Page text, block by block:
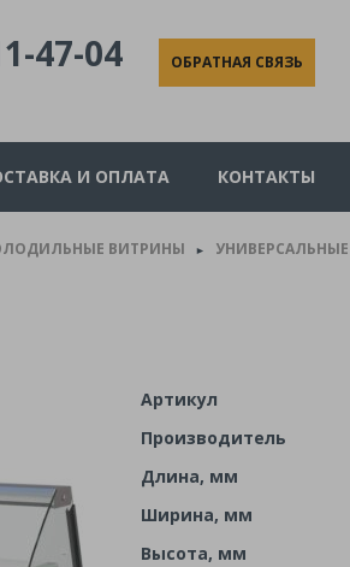
47-04 ОБРАТНАЯ СВЯЗЬ
И ОПЛАТА КОНТАКТЫ
ВИТРИНЫ ► УНИВЕРСАЛЬНЫЕ
Артикул
Производитель
Длина, мм
Ширина, мм
Высота, мм